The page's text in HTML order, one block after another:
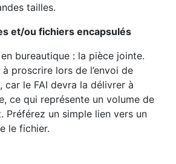
tailles.
et/ou fichiers encapsulés
bureautique : la pièce jointe.
proscrire lors de l’envoi de
car le FAI devra la délivrer à
ce qui représente un volume de
Préférez un simple lien vers un
le fichier.